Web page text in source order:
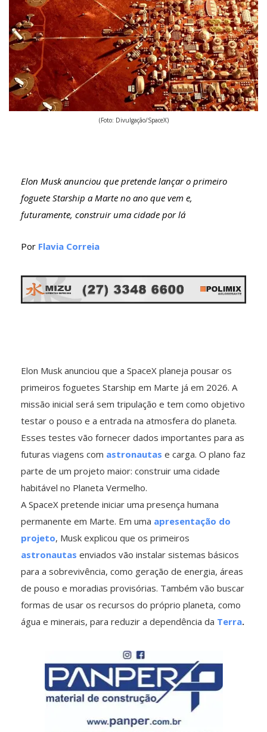
(Foto: Divulgação/SpaceX)
Elon Musk anunciou que pretende lançar o primeiro
foguete Starship a Marte no ano que vem e,
futuramente, construir uma cidade por lá
Por Flavia Correia
Elon Musk anunciou que a SpaceX planeja pousar os
primeiros foguetes Starship em Marte já em 2026. A
missão inicial será sem tripulação e tem como objetivo
testar o pouso e a entrada na atmosfera do planeta.
Esses testes vão fornecer dados importantes para as
futuras viagens com astronautas e carga. O plano faz
parte de um projeto maior: construir uma cidade
habitável no Planeta Vermelho.
A SpaceX pretende iniciar uma presença humana
permanente em Marte. Em uma apresentação do
projeto, Musk explicou que os primeiros
astronautas enviados vão instalar sistemas básicos
para a sobrevivência, como geração de energia, áreas
de pouso e moradias provisórias. Também vão buscar
formas de usar os recursos do próprio planeta, como
água e minerais, para reduzir a dependência da Terra.